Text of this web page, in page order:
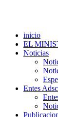
inicio
EL
Noticias
Entes